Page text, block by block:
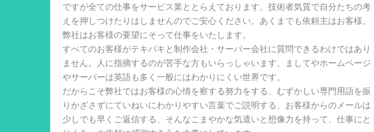
ですが全ての仕事をサービス業ととらえております。技術者気質で自分たちの考
えを押しつけたりはしませんのでご安心ください。あくまでも依頼主はお客様。
弊社はお客様の要望にそって仕事をいたします。
すべてのお客様がテキパキと制作会社・サーバー会社に質問できるわけではあり
ません。人に指摘するのが苦手な方もいらっしゃいます。ましてやホームページ
やサーバーは英語も多く一般にはわかりにくい世界です。
だからこそ弊社ではお客様の心情を察する努力をする、むずかしい専門用語を振
りかざさずにていねいにわかりやすい言葉でご説明する、お客様からのメールは
少しでも早くご返信する、そんなこまやかな気遣いと想像力を持って、仕事にと